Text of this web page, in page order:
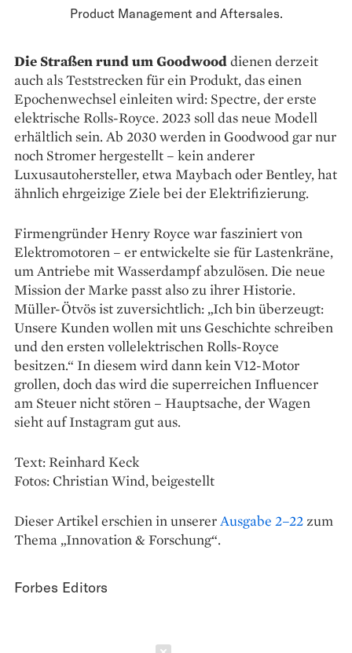
Product Management and Aftersales.
Die Straßen rund um Goodwooddienen derzeit
auch als Teststrecken für ein Produkt, das einen
Epochenwechsel einleiten wird: Spectre, der erste
elektrische Rolls-Royce. 2023 soll das neue Modell
erhältlich sein. Ab 2030 werden in Goodwood gar nur
noch Stromer hergestellt – kein anderer
Luxusautohersteller, etwa Maybach oder Bentley, hat
ähnlich ehrgeizige Ziele bei der Elektrifizierung.
Firmengründer Henry Royce war fasziniert von
Elektromotoren – er entwickelte sie für Lastenkräne,
um Antriebe mit Wasserdampf abzulösen. Die neue
Mission der Marke passt also zu ihrer Historie.
Müller-Ötvös ist zuversichtlich: „Ich bin überzeugt:
Unsere Kunden wollen mit uns Geschichte schreiben
und den ersten vollelektrischen Rolls-Royce
besitzen.“ In diesem wird dann kein V12-Motor
grollen, doch das wird die superreichen Influencer
am Steuer nicht stören – Hauptsache, der Wagen
sieht auf Instagram gut aus.
Text: Reinhard Keck
Fotos: Christian Wind, beigestellt
Dieser Artikel erschien in unsererAusgabe 2–22zum
Thema „Innovation & Forschung“.
Forbes Editors